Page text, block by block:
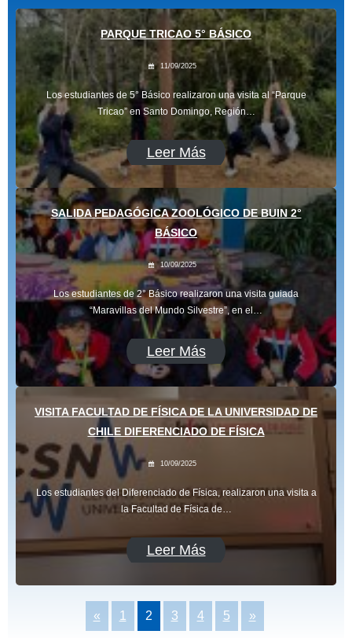
PARQUE TRICAO 5° BÁSICO
11/09/2025
Los estudiantes de 5° Básico realizaron una visita al “Parque
Tricao” en Santo Domingo, Región…
Leer Más
SALIDA PEDAGÓGICA ZOOLÓGICO DE BUIN 2°
BÁSICO
10/09/2025
Los estudiantes de 2° Básico realizaron una visita guiada
“Maravillas del Mundo Silvestre”, en el…
Leer Más
VISITA FACULTAD DE FÍSICA DE LA UNIVERSIDAD DE
CHILE DIFERENCIADO DE FÍSICA
10/09/2025
Los estudiantes del Diferenciado de Física, realizaron una visita a
la Facultad de Física de…
Leer Más
« 1 2 3 4 5 »